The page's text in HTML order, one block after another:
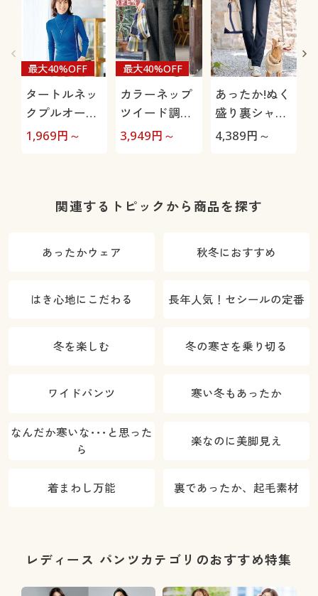
タートルネッ
クプルオーバ
ー(ウール混・
最大40%OFF
1,969円～
カラーネップ
ツイード調ワ
イドパンツ
最大40%OFF
3,949円～
あったか!ぬく
盛り裏シャギ
ーゆったりス
グス・帯電防
品・節電対策)
4,389円～
関連するトピックから商品を探す
あったかウェア 秋冬におすすめ
はき心地にこだわる 長年人気！セシールの定番
冬を楽しむ 冬の寒さを乗り切る
ワイドパンツ 寒い冬もあったか
なんだか寒いな･･･と思った
ら
楽なのに美脚見え
着まわし万能 裏であったか、起毛素材
レディース パンツカテゴリのおすすめ特集